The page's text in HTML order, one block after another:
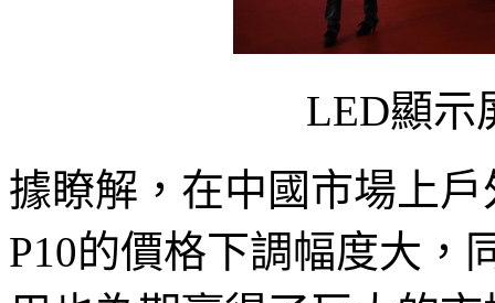
LED顯示
據瞭解，在中國市場上
P10的價格下調幅度大，